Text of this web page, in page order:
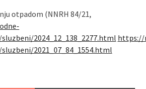
otpadom (NNRH 84/21,
2024_12_138_2277.html https://
2021_07_84_1554.html